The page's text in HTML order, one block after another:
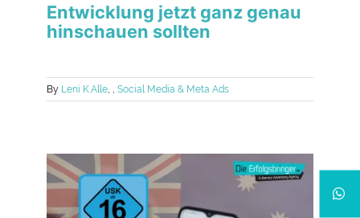
Entwicklung jetzt ganz genau
hinschauen sollten
By Leni K.Alle, ,Social Media & Meta Ads